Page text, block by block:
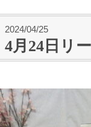
2024/04/25
4月24日リ